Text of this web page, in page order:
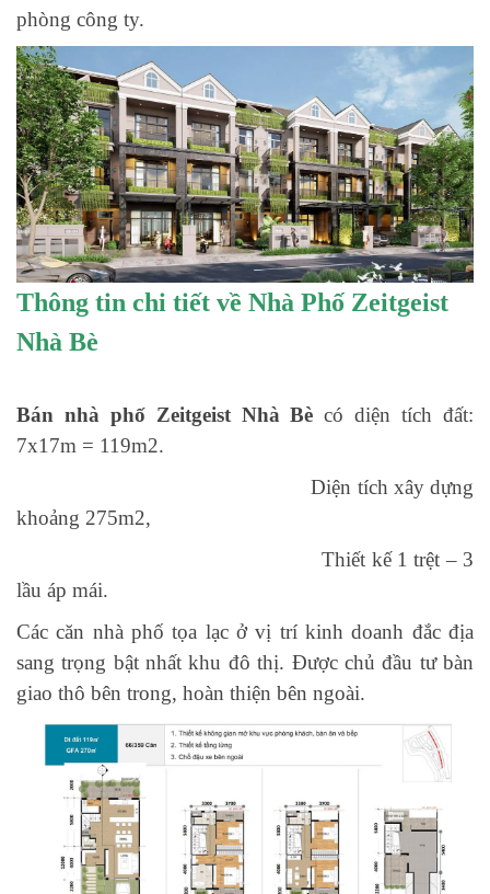
phòng công ty.
Thông tin chi tiết về Nhà Phố Zeitgeist
Nhà Bè
Bán nhà phố Zeitgeist Nhà Bè có diện tích đất:
7x17m = 119m2.
Diện tích xây dựng
khoảng 275m2,
Thiết kế 1 trệt – 3
lầu áp mái.
Các căn nhà phố tọa lạc ở vị trí kinh doanh đắc địa
sang trọng bật nhất khu đô thị. Được chủ đầu tư bàn
giao thô bên trong, hoàn thiện bên ngoài.